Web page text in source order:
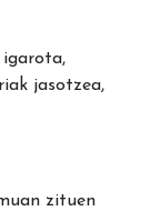
jasotzea,
zituen